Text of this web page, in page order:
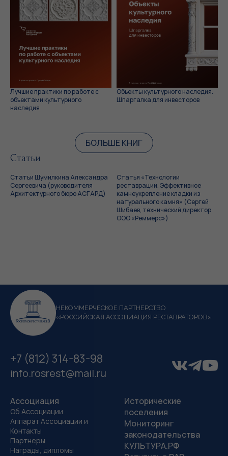
Лучшие практики по работе с
объектами культурного
наследия
Объекты культурного наследия.
Шпаргалка для инвесторов
БОЛЬШЕ КНИГ
Статьи
Статьи Шумилкина Александра
Сергеевича (руководителя
Архитектурного бюро АСГАРД)
Статья «Технологии
реставрации. Эффективное
камнеукрепление кладки из
натурального камня» (Сергей
Шибаев, технический директор
ООО «Реммерс»)
НЕКОММЕРЧЕСКОЕ ПАРТНЕРСТВО
«РОССИЙСКАЯ АССОЦИАЦИЯ РЕСТАВРАТОРОВ»
+7 (812) 314-83-98
info.rosrest@mail.ru
Ассоциация
Об Ассоциации
Аппарат Ассоциации и
Контакты
Партнеры
Награды, дипломы
Исторические
поселения
Мониторинг
законодательства
КУЛЬТУРА.РФ